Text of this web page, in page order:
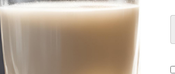
corroem margem sem chamar atenção. A
medição mássica mais precisa vem ganhando
LEIA MAIS »